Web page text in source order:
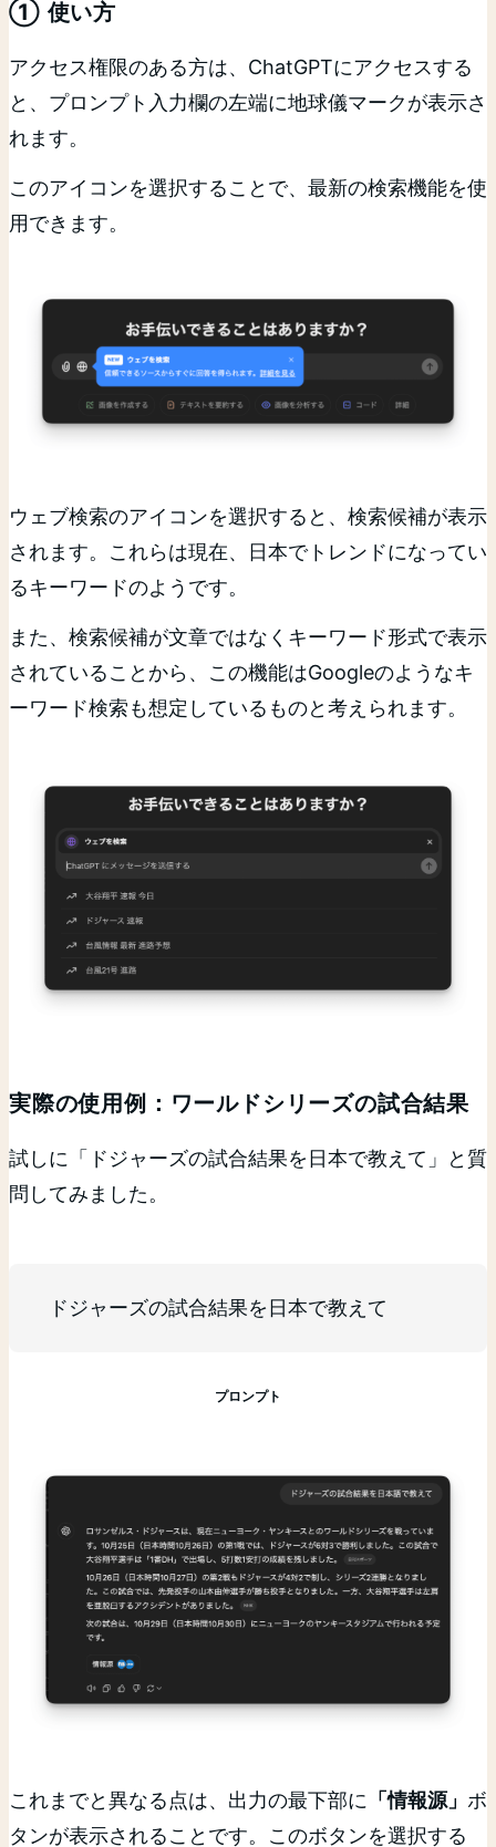
① 使い方
アクセス権限のある方は、ChatGPTにアクセスする
と、プロンプト入力欄の左端に地球儀マークが表示さ
れます。
このアイコンを選択することで、最新の検索機能を使
用できます。
ウェブ検索のアイコンを選択すると、検索候補が表示
されます。これらは現在、日本でトレンドになってい
るキーワードのようです。
また、検索候補が文章ではなくキーワード形式で表示
されていることから、この機能はGoogleのようなキ
ーワード検索も想定しているものと考えられます。
実際の使用例：ワールドシリーズの試合結果
試しに「ドジャーズの試合結果を日本で教えて」と質
問してみました。
ドジャーズの試合結果を日本で教えて
プロンプト
これまでと異なる点は、出力の最下部に 「情報源」 ボ
タンが表示されることです。このボタンを選択する